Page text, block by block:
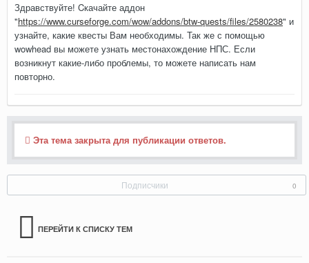
Здравствуйте! Cкачайте аддон
"https://www.curseforge.com/wow/addons/btw-quests/files/2580238" и
узнайте, какие квесты Вам необходимы. Так же с помощью
wowhead вы можете узнать местонахождение НПС. Если
возникнут какие-либо проблемы, то можете написать нам
повторно.
Эта тема закрыта для публикации ответов.
Подписчики 0
ПЕРЕЙТИ К СПИСКУ ТЕМ